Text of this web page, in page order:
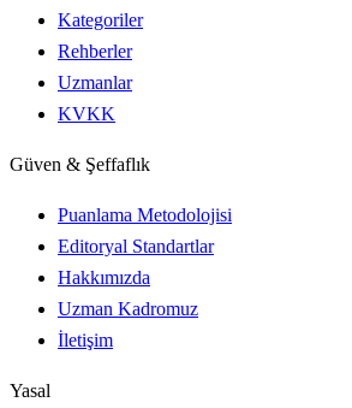
Kategoriler
Rehberler
Uzmanlar
KVKK
Güven & Şeffaflık
Puanlama Metodolojisi
Editoryal Standartlar
Hakkımızda
Uzman Kadromuz
İletişim
Yasal